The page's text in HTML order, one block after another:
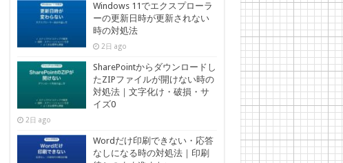
Windows 11でエクスプローラ
ーの更新日時が更新されない
時の対処法
2日 ago
SharePointからダウンロードし
たZIPファイルが開けない時の
対処法｜文字化け・破損・サ
イズ0
2日 ago
Wordだけ印刷できない・応答
なしになる時の対処法｜印刷